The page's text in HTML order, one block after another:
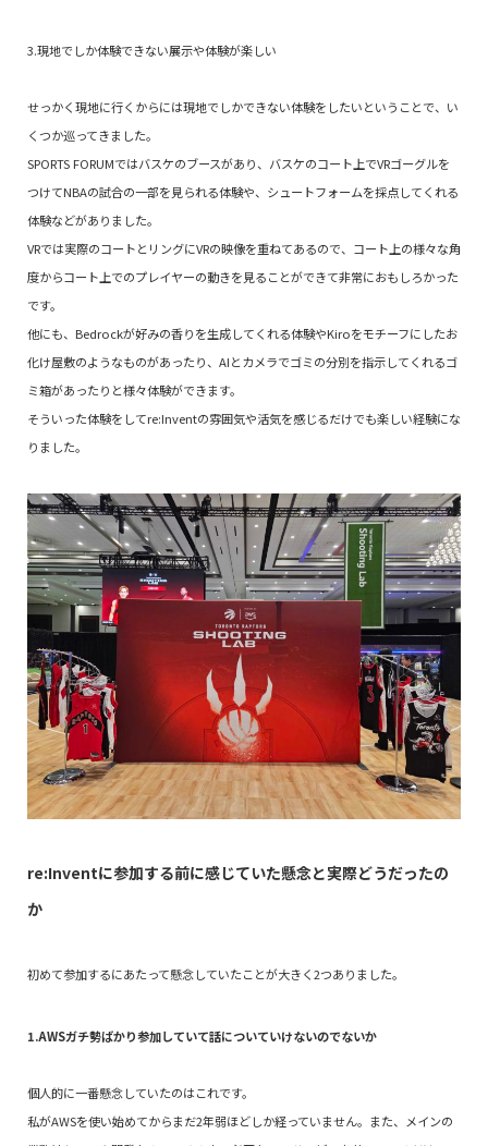
3.現地でしか体験できない展示や体験が楽しい
せっかく現地に行くからには現地でしかできない体験をしたいということで、い
くつか巡ってきました。
SPORTS FORUMではバスケのブースがあり、バスケのコート上でVRゴーグルを
つけてNBAの試合の一部を見られる体験や、シュートフォームを採点してくれる
体験などがありました。
VRでは実際のコートとリングにVRの映像を重ねてあるので、コート上の様々な角
度からコート上でのプレイヤーの動きを見ることができて非常におもしろかった
です。
他にも、Bedrockが好みの香りを生成してくれる体験やKiroをモチーフにしたお
化け屋敷のようなものがあったり、AIとカメラでゴミの分別を指示してくれるゴ
ミ箱があったりと様々体験ができます。
そういった体験をしてre:Inventの雰囲気や活気を感じるだけでも楽しい経験にな
りました。
re:Inventに参加する前に感じていた懸念と実際どうだったの
か
初めて参加するにあたって懸念していたことが大きく2つありました。
1.AWSガチ勢ばかり参加していて話についていけないのでないか
個人的に一番懸念していたのはこれです。
私がAWSを使い始めてからまだ2年弱ほどしか経っていません。また、メインの